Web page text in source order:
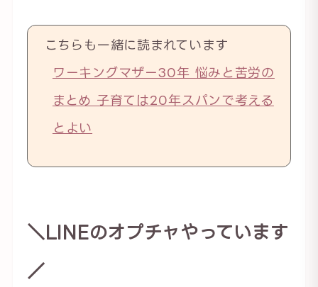
こちらも一緒に読まれています
ワーキングマザー30年 悩みと苦労の
まとめ 子育ては20年スパンで考える
とよい
＼LINEのオプチャやっています
／